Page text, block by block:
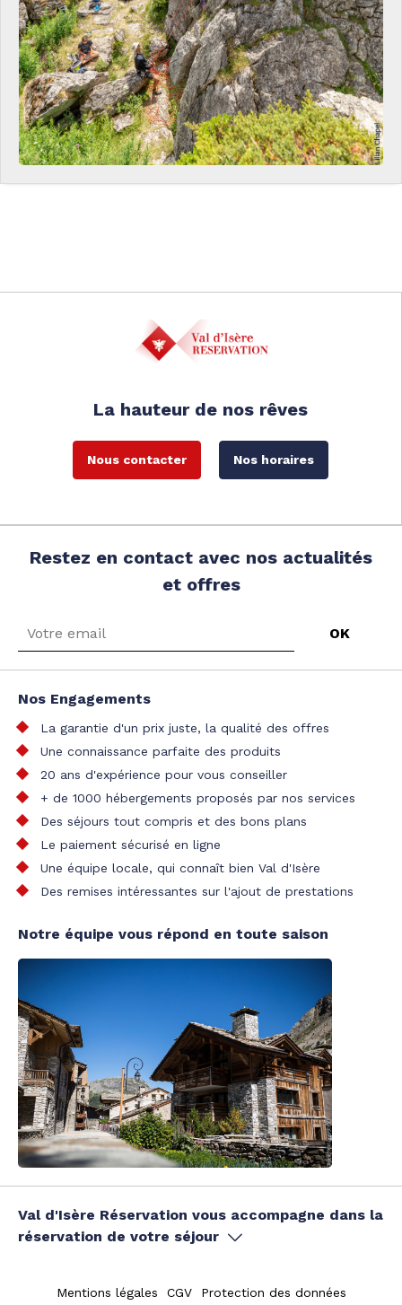
La hauteur de nos rêves
Nous contacter Nos horaires
Restez en contact avec nos actualités
et offres
Nos Engagements
La garantie d'un prix juste, la qualité des offres
Une connaissance parfaite des produits
20 ans d'expérience pour vous conseiller
+ de 1000 hébergements proposés par nos services
Des séjours tout compris et des bons plans
Le paiement sécurisé en ligne
Une équipe locale, qui connaît bien Val d'Isère
Des remises intéressantes sur l'ajout de prestations
Notre équipe vous répond en toute saison
Val d'Isère Réservation vous accompagne dans la
réservation de votre séjour
Mentions légales CGV Protection des données